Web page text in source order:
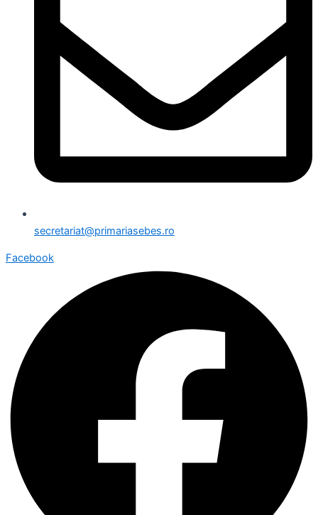
secretariat@primariasebes.ro
Facebook